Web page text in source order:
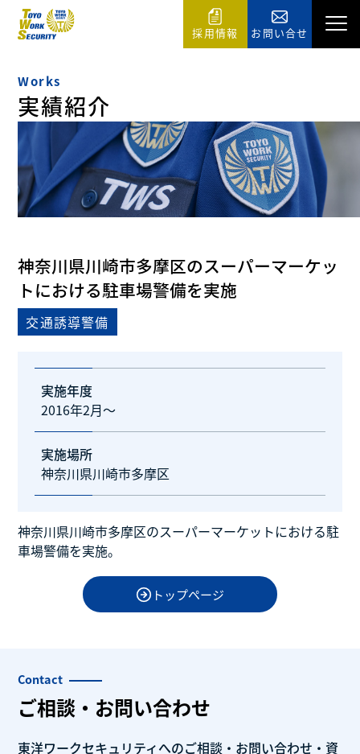
採用情報 お問い合せ
Works
実績紹介
神奈川県川崎市多摩区のスーパーマーケッ
トにおける駐車場警備を実施
交通誘導警備
実施年度
2016年2月～
実施場所
神奈川県川崎市多摩区
神奈川県川崎市多摩区のスーパーマーケットにおける駐
車場警備を実施。
トップページ
Contact
ご相談・お問い合わせ
東洋ワークセキュリティへのご相談・ お問い合わせ・ 資